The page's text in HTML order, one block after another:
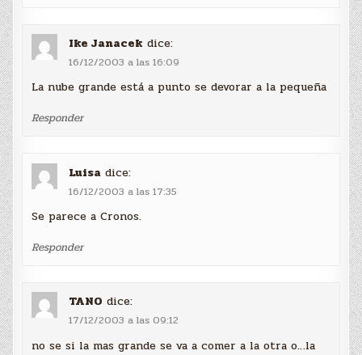
Ike Janacek dice:
16/12/2003 a las 16:09
La nube grande está a punto se devorar a la pequeña
Responder
Luisa dice:
16/12/2003 a las 17:35
Se parece a Cronos.
Responder
TANO dice:
17/12/2003 a las 09:12
no se si la mas grande se va a comer a la otra o…la